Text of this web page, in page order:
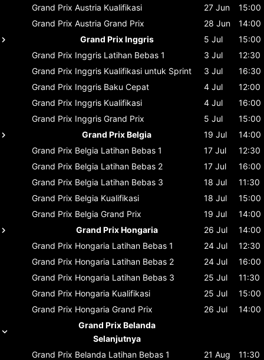
Grand Prix Austria Kualifikasi 27 Jun
15:00
Grand Prix Austria Grand Prix 28 Jun
14:00
Grand Prix Inggris
5 Jul
15:00
Grand Prix Inggris Latihan Bebas 1 3 Jul
12:30
Grand Prix Inggris Kualifikasi untuk Sprint 3 Jul
16:30
Grand Prix Inggris Baku Cepat 4 Jul
12:00
Grand Prix Inggris Kualifikasi 4 Jul
16:00
Grand Prix Inggris Grand Prix 5 Jul
15:00
Grand Prix Belgia
19 Jul
14:00
Grand Prix Belgia Latihan Bebas 1 17 Jul
12:30
Grand Prix Belgia Latihan Bebas 2 17 Jul
16:00
Grand Prix Belgia Latihan Bebas 3 18 Jul
11:30
Grand Prix Belgia Kualifikasi 18 Jul
15:00
Grand Prix Belgia Grand Prix 19 Jul
14:00
Grand Prix Hongaria
26 Jul
14:00
Grand Prix Hongaria Latihan Bebas 1 24 Jul
12:30
Grand Prix Hongaria Latihan Bebas 2 24 Jul
16:00
Grand Prix Hongaria Latihan Bebas 3 25 Jul
11:30
Grand Prix Hongaria Kualifikasi 25 Jul
15:00
Grand Prix Hongaria Grand Prix 26 Jul
14:00
Grand Prix Belanda
Selanjutnya
Grand Prix Belanda Latihan Bebas 1 21 Aug
11:30